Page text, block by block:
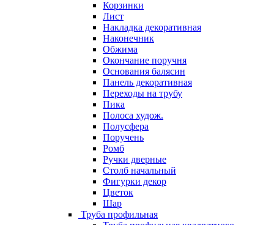
Корзинки
Лист
Накладка декоративная
Наконечник
Обжима
Окончание поручня
Основания балясин
Панель декоративная
Переходы на трубу
Пика
Полоса худож.
Полусфера
Поручень
Ромб
Ручки дверные
Столб начальный
Фигурки декор
Цветок
Шар
Труба профильная